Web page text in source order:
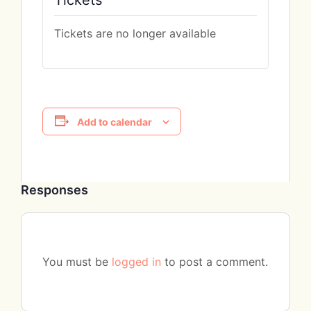
Tickets are no longer available
Add to calendar
Responses
You must be logged in to post a comment.